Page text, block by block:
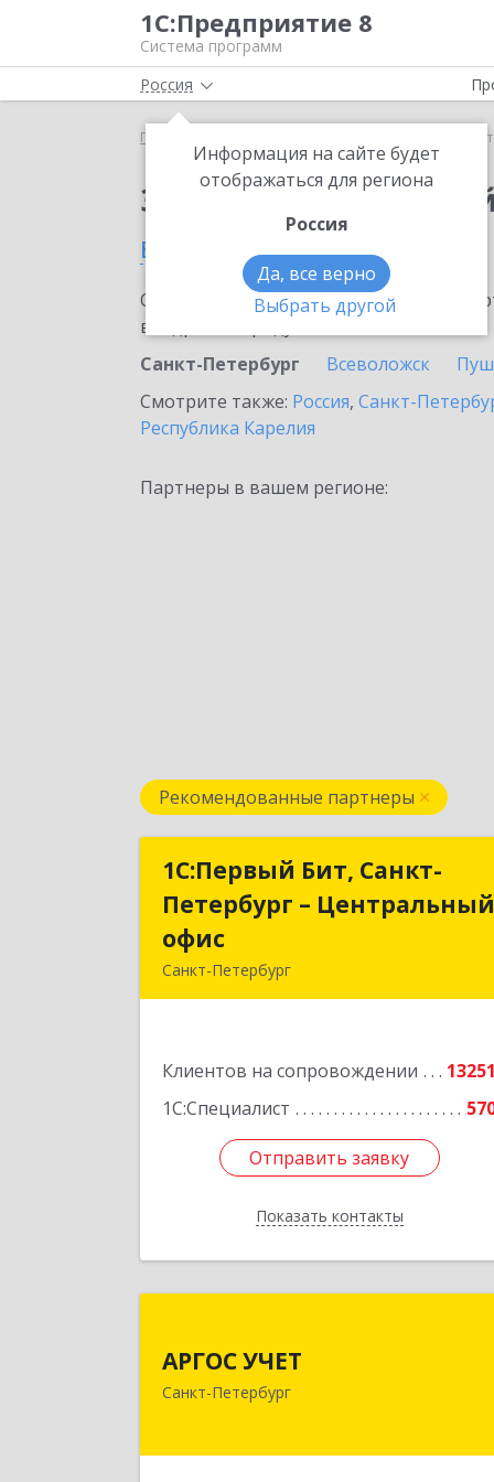
1С:Предприятие 8
Система программ
Россия
Информация на сайте будет
отображаться для региона
Россия
Да, все верно
Выбрать другой
Главная Старт
Заказать Старт
в Санкт-Петербурге
Ознакомьтесь с информационными
внедрение продукта.
Санкт-Петербург
Всеволожск
Смотрите также: Россия, Санкт-
Республика Карелия
Партнеры в вашем регионе:
Рекомендованные партнеры
1С:Первый Бит, Санкт-
Петербург – Центральный
офис
Санкт-Петербург
Клиентов на сопровождении
13251
1С:Специалист
Отправить заявку
Показать контакты
1С:Первый Бит, Санкт-
Петербург – Центральный
Подробнее
Отправить заявку
Назад
АРГОС УЧЕТ
Санкт-Петербург
Конституции пл, дом № 7, оф.416